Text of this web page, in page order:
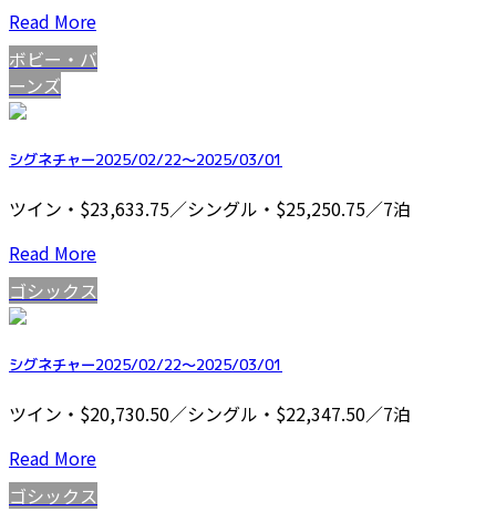
Read More
ボビー・バ
ーンズ
シグネチャー2025/02/22～2025/03/01
ツイン・$23,633.75／シングル・$25,250.75／7泊
Read More
ゴシックス
シグネチャー2025/02/22～2025/03/01
ツイン・$20,730.50／シングル・$22,347.50／7泊
Read More
ゴシックス